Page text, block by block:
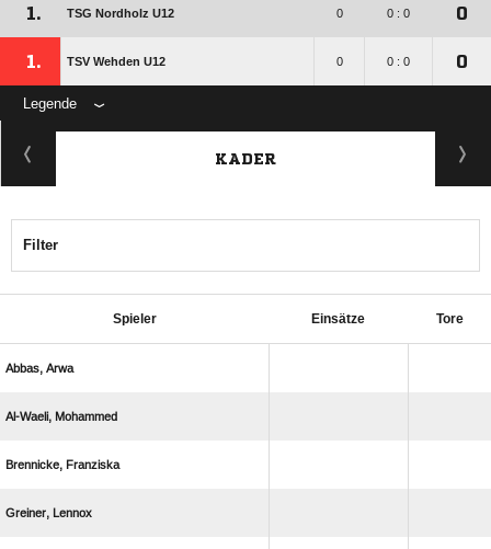
1. TSG Nordholz U12 0 0 : 0 0
1. TSV Wehden U12 0 0 : 0 0
Legende
KADER
Filter
Spieler Einsätze Tore
 
 
 
 